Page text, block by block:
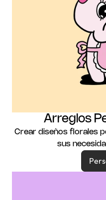
Arreglos
Crear diseños florales
sus